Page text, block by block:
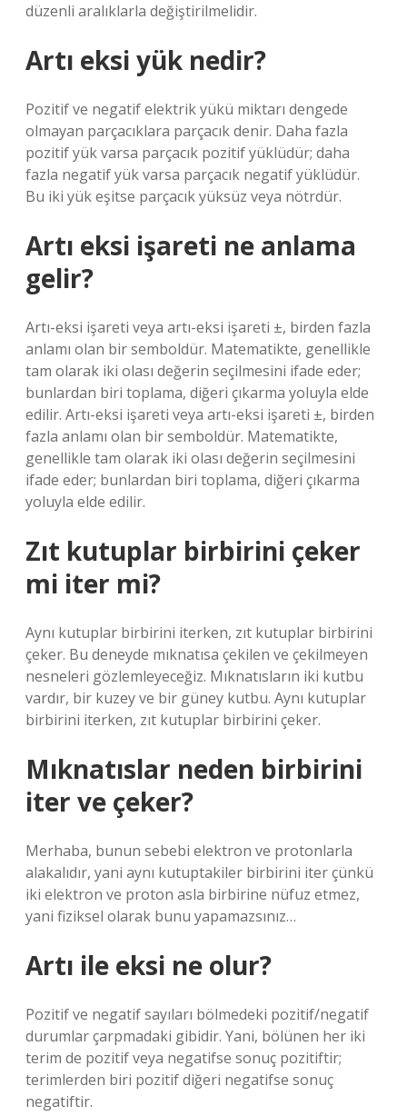
düzenli aralıklarla değiştirilmelidir.
Artı eksi yük nedir?
Pozitif ve negatif elektrik yükü miktarı dengede
olmayan parçacıklara parçacık denir. Daha fazla
pozitif yük varsa parçacık pozitif yüklüdür; daha
fazla negatif yük varsa parçacık negatif yüklüdür.
Bu iki yük eşitse parçacık yüksüz veya nötrdür.
Artı eksi işareti ne anlama
gelir?
Artı-eksi işareti veya artı-eksi işareti ±, birden fazla
anlamı olan bir semboldür. Matematikte, genellikle
tam olarak iki olası değerin seçilmesini ifade eder;
bunlardan biri toplama, diğeri çıkarma yoluyla elde
edilir. Artı-eksi işareti veya artı-eksi işareti ±, birden
fazla anlamı olan bir semboldür. Matematikte,
genellikle tam olarak iki olası değerin seçilmesini
ifade eder; bunlardan biri toplama, diğeri çıkarma
yoluyla elde edilir.
Zıt kutuplar birbirini çeker
mi iter mi?
Aynı kutuplar birbirini iterken, zıt kutuplar birbirini
çeker. Bu deneyde mıknatısa çekilen ve çekilmeyen
nesneleri gözlemleyeceğiz. Mıknatısların iki kutbu
vardır, bir kuzey ve bir güney kutbu. Aynı kutuplar
birbirini iterken, zıt kutuplar birbirini çeker.
Mıknatıslar neden birbirini
iter ve çeker?
Merhaba, bunun sebebi elektron ve protonlarla
alakalıdır, yani aynı kutuptakiler birbirini iter çünkü
iki elektron ve proton asla birbirine nüfuz etmez,
yani fiziksel olarak bunu yapamazsınız…
Artı ile eksi ne olur?
Pozitif ve negatif sayıları bölmedeki pozitif/negatif
durumlar çarpmadaki gibidir. Yani, bölünen her iki
terim de pozitif veya negatifse sonuç pozitiftir;
terimlerden biri pozitif diğeri negatifse sonuç
negatiftir.